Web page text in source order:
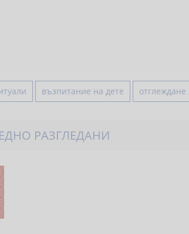
възпитание на дете отглеждане
РАЗГЛЕДАНИ